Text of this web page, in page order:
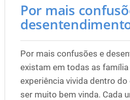
Por mais
Por mais confusões e
existam em todas as
experiência vivida dentro
ser muito bem vinda. Cada